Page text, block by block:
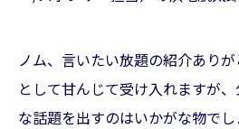
ノム、言いたい放題の紹介あり
として甘んじて受け入れますが
な話題を出すのはいかがな物で